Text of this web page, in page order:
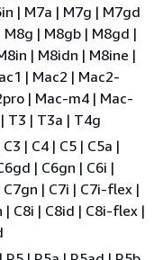
| M7a | M7g | M7gd
| M8gb | M8gd |
| M8idn | M8ine |
| Mac2 | Mac2-
| Mac-m4 | Mac-
T3 | T3a | T4g
C3 | C4 | C5 | C5a |
| C6gn | C6i |
| C7i | C7i-flex |
| C8i | C8id | C8i-flex |